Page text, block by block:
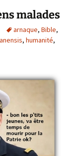
malades
arnaque, Bible,
, humanité,